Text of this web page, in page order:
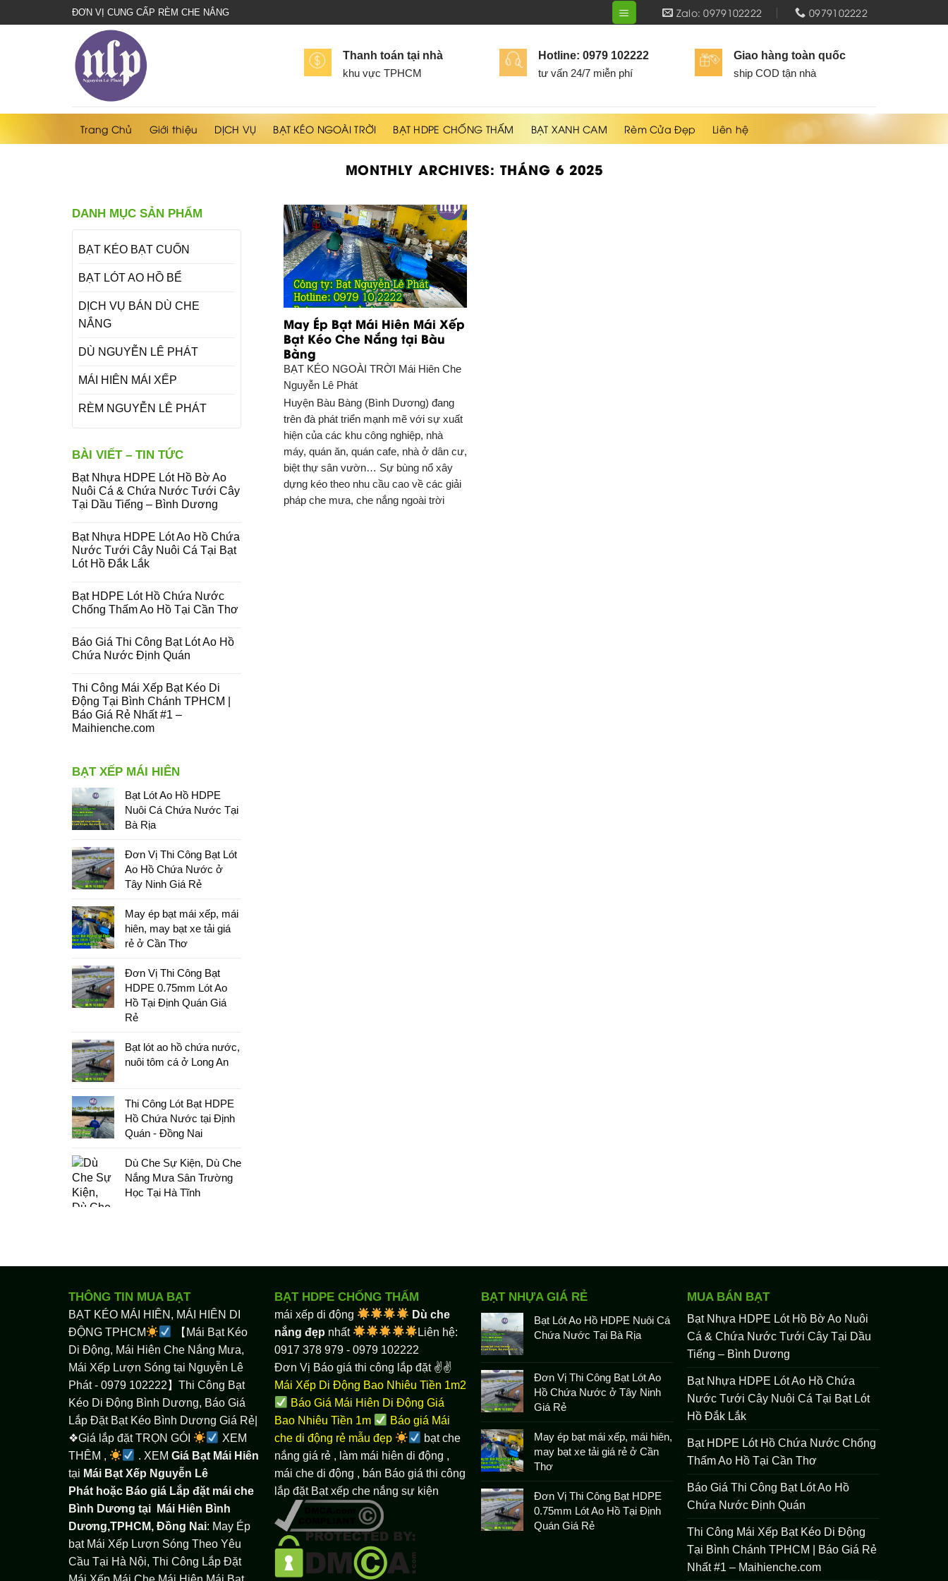
che
ĐƠN VỊ CUNG CẤP RÈM CHE NẮNG Zalo: 0979102222 0979102222
Thanh toán tại nhà
khu vực TPHCM
Hotline: 0979 102222
tư vấn 24/7 miễn phí
Giao hàng toàn quốc
ship COD tận nhà
Trang Chủ Giới thiệu DỊCH VỤ BẠT KÉO NGOÀI TRỜI BẠT HDPE CHỐNG THẤM BẠT XANH CAM Rèm Cửa Đẹp Liên hệ
MONTHLY ARCHIVES:THÁNG 6 2025
DANH MỤC SẢN PHẨM
BẠT KÉO BẠT CUỐN
BẠT LÓT AO HỒ BỂ
DỊCH VỤ BÁN DÙ CHE
NẮNG
DÙ NGUYỄN LÊ PHÁT
MÁI HIÊN MÁI XẾP
RÈM NGUYỄN LÊ PHÁT
BÀI VIẾT – TIN TỨC
Bạt Nhựa HDPE Lót Hồ Bờ Ao
Nuôi Cá & Chứa Nước Tưới Cây
Tại Dầu Tiếng – Bình Dương
Bạt Nhựa HDPE Lót Ao Hồ Chứa
Nước Tưới Cây Nuôi Cá Tại Bạt
Lót Hồ Đắk Lắk
Bạt HDPE Lót Hồ Chứa Nước
Chống Thấm Ao Hồ Tại Cần Thơ
Báo Giá Thi Công Bạt Lót Ao Hồ
Chứa Nước Định Quán
Thi Công Mái Xếp Bạt Kéo Di
Động Tại Bình Chánh TPHCM |
Báo Giá Rẻ Nhất #1 –
Maihienche.com
BẠT XẾP MÁI HIÊN
Bạt Lót Ao Hồ HDPE
Nuôi Cá Chứa Nước Tại
Bà Rịa
Đơn Vị Thi Công Bạt Lót
Ao Hồ Chứa Nước ở
Tây Ninh Giá Rẻ
May ép bạt mái xếp, mái
hiên, may bạt xe tải giá
rẻ ở Cần Thơ
Đơn Vị Thi Công Bạt
HDPE 0.75mm Lót Ao
Hồ Tại Định Quán Giá
Rẻ
Bạt lót ao hồ chứa nước,
nuôi tôm cá ở Long An
Thi Công Lót Bạt HDPE
Hồ Chứa Nước tại Định
Quán - Đồng Nai
Dù Che Sự Kiện, Dù Che
Nắng Mưa Sân Trường
Học Tại Hà Tĩnh
May Ép Bạt Mái Hiên Mái Xếp
Bạt Kéo Che Nắng tại Bàu
Bàng
BẠT KÉO NGOÀI TRỜI
Mái Hiên Che
Nguyễn Lê Phát
Huyện Bàu Bàng (Bình Dương) đang
trên đà phát triển mạnh mẽ với sự xuất
hiện của các khu công nghiệp, nhà
máy, quán ăn, quán cafe, nhà ở dân cư,
biệt thự sân vườn… Sự bùng nổ xây
dựng kéo theo nhu cầu cao về các giải
pháp che mưa, che nắng ngoài trời
THÔNG TIN MUA BẠT
BẠT KÉO MÁI HIÊN, MÁI HIÊN DI
ĐỘNG TPHCM
【Mái Bạt Kéo
Di Động, Mái Hiên Che Nắng Mưa,
Mái Xếp Lượn Sóng tại Nguyễn Lê
Phát - 0979 102222】Thi Công Bạt
Kéo Di Động Bình Dương, Báo Giá
Lắp Đặt Bạt Kéo Bình Dương Giá Rẻ|
❖Giá lắp đặt TRỌN GÓI
XEM
THÊM ,
. XEM Giá Bạt Mái Hiên
tại Mái Bạt Xếp Nguyễn Lê
Phát hoặc Báo giá Lắp đặt mái che
Bình Dương tại Mái Hiên Bình
Dương,TPHCM, Đồng Nai: May Ép
bạt Mái Xếp Lượn Sóng Theo Yêu
Cầu Tại Hà Nội, Thi Công Lắp Đặt
BẠT HDPE CHỐNG THẤM
mái xếp di động
Dù che
nắng đẹp nhất
Liên hệ:
0917 378 979 - 0979 102222
Đơn Vị Báo giá thi công lắp đặt ✌✌
Mái Xếp Di Động Bao Nhiêu Tiền 1m2
Báo Giá Mái Hiên Di Động Giá
Bao Nhiêu Tiền 1m
Báo giá Mái
che di động rẻ mẫu đẹp
bạt che
nắng giá rẻ , làm mái hiên di động ,
mái che di động , bán Báo giá thi công
lắp đặt Bạt xếp che nắng sự kiện
BẠT NHỰA GIÁ RẺ
Bạt Lót Ao Hồ HDPE Nuôi Cá
Chứa Nước Tại Bà Rịa
Đơn Vị Thi Công Bạt Lót Ao
Hồ Chứa Nước ở Tây Ninh
Giá Rẻ
May ép bạt mái xếp, mái hiên,
may bạt xe tải giá rẻ ở Cần
Thơ
Đơn Vị Thi Công Bạt HDPE
0.75mm Lót Ao Hồ Tại Định
Quán Giá Rẻ
MUA BÁN BẠT
Bạt Nhựa HDPE Lót Hồ Bờ Ao Nuôi
Cá & Chứa Nước Tưới Cây Tại Dầu
Tiếng – Bình Dương
Bạt Nhựa HDPE Lót Ao Hồ Chứa
Nước Tưới Cây Nuôi Cá Tại Bạt Lót
Hồ Đắk Lắk
Bạt HDPE Lót Hồ Chứa Nước Chống
Thấm Ao Hồ Tại Cần Thơ
Báo Giá Thi Công Bạt Lót Ao Hồ
Chứa Nước Định Quán
Thi Công Mái Xếp Bạt Kéo Di Động
Tại Bình Chánh TPHCM | Báo Giá Rẻ
Nhất #1 – Maihienche.com